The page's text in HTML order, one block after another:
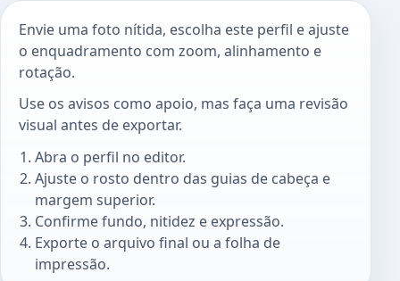
Envie uma foto nítida, escolha este perfil e ajuste
o enquadramento com zoom, alinhamento e
rotação.
Use os avisos como apoio, mas faça uma revisão
visual antes de exportar.
Abra o perfil no editor.
Ajuste o rosto dentro das guias de cabeça e
margem superior.
Confirme fundo, nitidez e expressão.
Exporte o arquivo final ou a folha de
impressão.